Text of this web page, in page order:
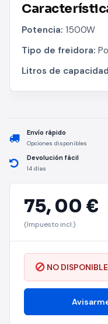
Potencia: 1500W
Tipo de freidora:
Litros de
Envío rápido
Opciones disponibles
Devolución fácil
14 días
75, 00 €
(Impuesto incl.)
NO DISPONIBLE